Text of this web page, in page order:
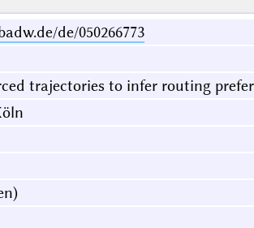
de/050266773
trajectories to infer routing